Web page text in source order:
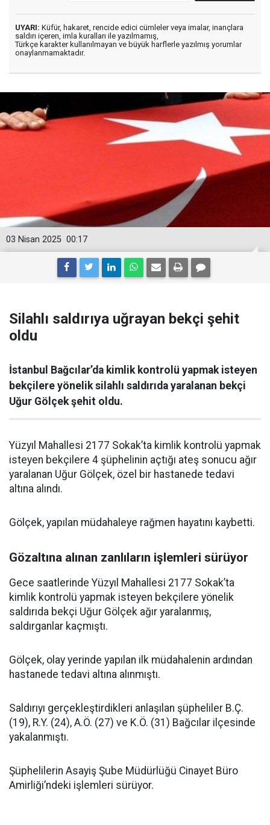
UYARI: Küfür, hakaret, rencide edici cümleler veya imalar, inançlara
saldırı içeren, imla kuralları ile yazılmamış,
Türkçe karakter kullanılmayan ve büyük harflerle yazılmış yorumlar
onaylanmamaktadır.
00:17
03 Nisan 2025
Silahlı saldırıya uğrayan bekçi şehit
oldu
İstanbul Bağcılar’da kimlik kontrolü yapmak isteyen
bekçilere yönelik silahlı saldırıda yaralanan bekçi
Uğur Gölçek şehit oldu.
Yüzyıl Mahallesi 2177 Sokak’ta kimlik kontrolü yapmak
isteyen bekçilere 4 şüphelinin açtığı ateş sonucu ağır
yaralanan Uğur Gölçek, özel bir hastanede tedavi
altına alındı.
Gölçek, yapılan müdahaleye rağmen hayatını kaybetti.
Gözaltına alınan zanlıların işlemleri sürüyor
Gece saatlerinde Yüzyıl Mahallesi 2177 Sokak’ta
kimlik kontrolü yapmak isteyen bekçilere yönelik
saldırıda bekçi Uğur Gölçek ağır yaralanmış,
saldırganlar kaçmıştı.
Gölçek, olay yerinde yapılan ilk müdahalenin ardından
hastanede tedavi altına alınmıştı.
Saldırıyı gerçekleştirdikleri anlaşılan şüpheliler B.Ç.
(19), R.Y. (24), A.Ö. (27) ve K.Ö. (31) Bağcılar ilçesinde
yakalanmıştı.
Şüphelilerin Asayiş Şube Müdürlüğü Cinayet Büro
Amirliği’ndeki işlemleri sürüyor.